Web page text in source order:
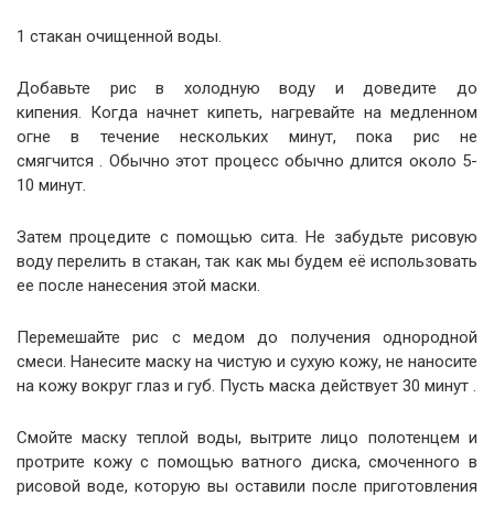
1 стакан очищенной воды.
Добавьте рис в холодную воду и доведите до
кипения. Когда начнет кипеть, нагревайте на медленном
огне в течение нескольких минут, пока рис не
смягчится . Обычно этот процесс обычно длится около 5-
10 минут.
Затем процедите с помощью сита. Не забудьте рисовую
воду перелить в стакан, так как мы будем её использовать
ее после нанесения этой маски.
Перемешайте рис с медом до получения однородной
смеси. Нанесите маску на чистую и сухую кожу, не наносите
на кожу вокруг глаз и губ. Пусть маска действует 30 минут .
Смойте маску теплой воды, вытрите лицо полотенцем и
протрите кожу с помощью ватного диска, смоченного в
рисовой воде, которую вы оставили после приготовления